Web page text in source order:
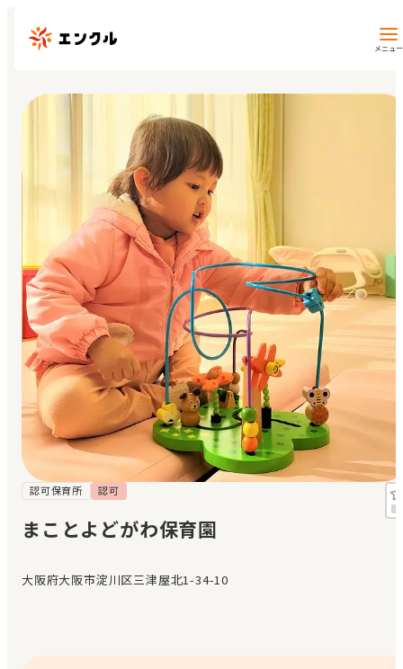
メニュー
保育園・幼稚園を探す
地図から探す
地域から探す
マイページ
閲覧履歴
お気に入り
見学日記
メッセージ
おすすめの園
エンクルの特徴と活用方法
認可保育所 認可
まことよどがわ保育園
大阪府大阪市淀川区三津屋北1-34-10